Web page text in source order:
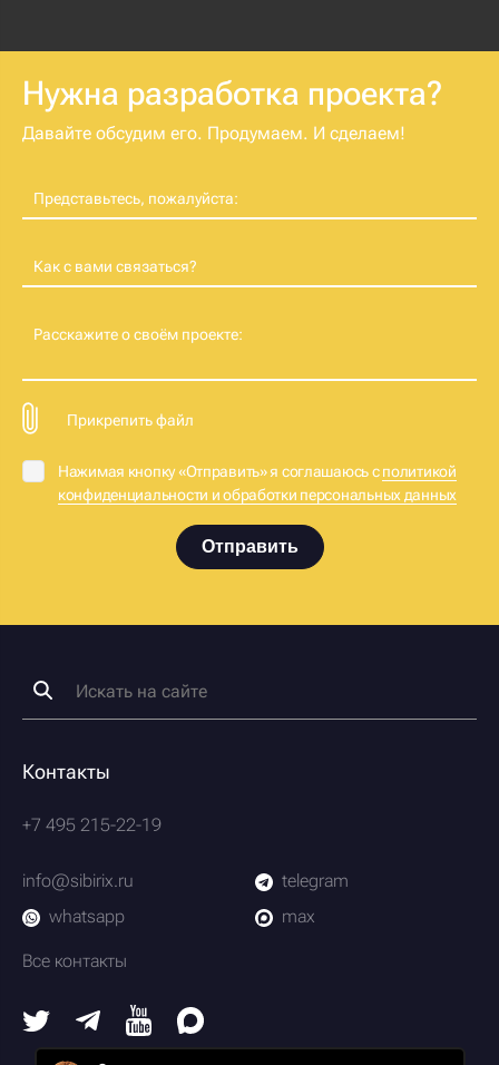
Нужна разработка проекта?
Давайте обсудим его. Продумаем. И сделаем!
Представьтесь, пожалуйста:
Как с вами связаться?
Расскажите о своём проекте:
Прикрепить файл
Нажимая кнопку «Отправить» я соглашаюсь сполитикой
конфиденциальности и обработки персональных данных
Отправить
Контакты
+7 495 215-22-19
info@sibirix.ru
telegram
whatsapp
max
Все контакты